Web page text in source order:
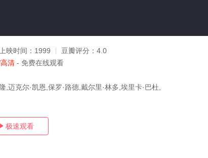
上映时间： 1999 豆瓣评分： 4.0
清 - 免费在线观看
,迈克尔·凯恩,保罗·路德,戴尔里·林多,埃里卡·巴杜,
极速观看